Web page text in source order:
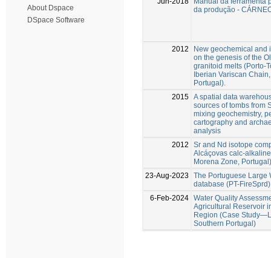
About Dspace
DSpace Software
da produção -
2012
New geochemical and
on the genesis of the
granitoid melts (Porto-
Iberian Variscan
Portugal).
2015 A spatial data
sources of tombs from
mixing geochemistry,
cartography and
analysis
2012
Sr and Nd isotope
Alcáçovas calc-
Morena Zone, Portugal)
23-Aug-2023
The Portuguese Large
database (PT-FireSprd)
6-Feb-2024 Water Quality
Agricultural Reservoir
Region (Case
Southern Portugal)